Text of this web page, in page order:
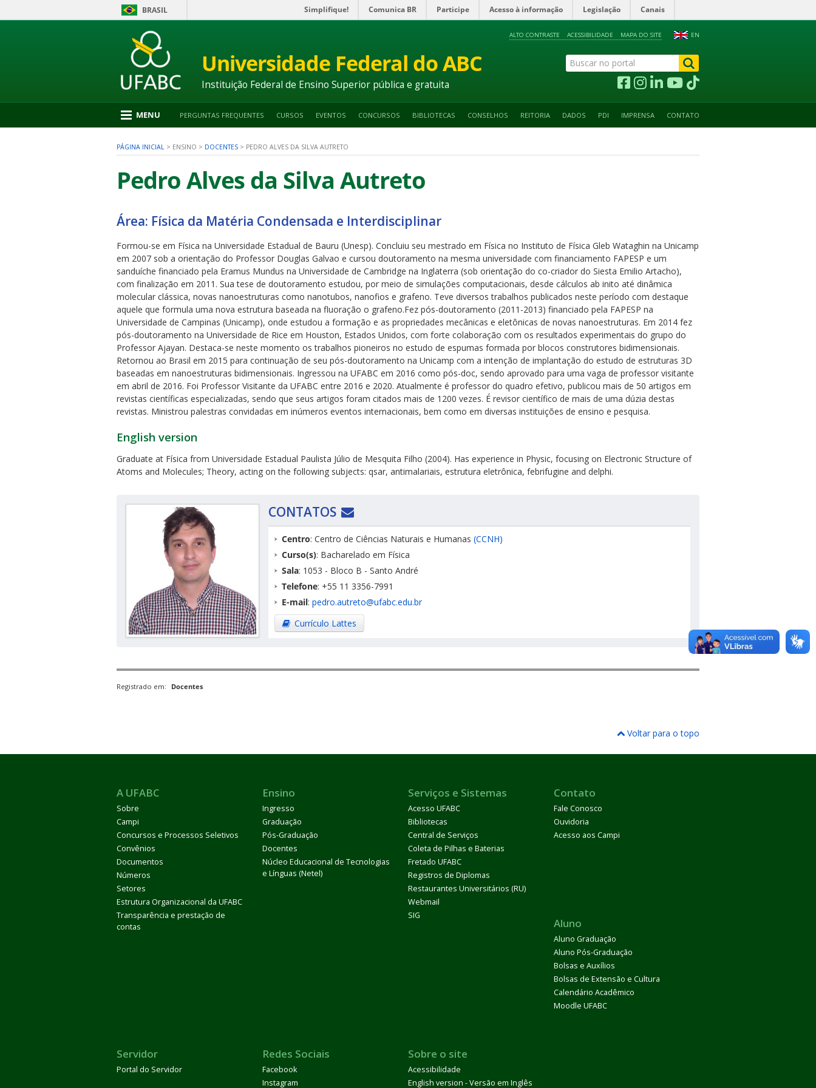
BRASIL Simplifique! Comunica BR Participe Acesso à informação Legislação Canais
para
2
Ir
EN
ALTO CONTRASTE ACESSIBILIDADE MAPA DO SITE
Universidade Federal do ABC
Instituição Federal de Ensino Superior pública e gratuita
MENU PERGUNTAS FREQUENTES CURSOS EVENTOS CONCURSOS BIBLIOTECAS CONSELHOS REITORIA DADOS PDI IMPRENSA CONTATO
PÁGINA INICIAL > ENSINO > DOCENTES > PEDRO ALVES DA SILVA AUTRETO
Pedro Alves da Silva Autreto
Área: Física da Matéria Condensada e Interdisciplinar
Formou-se em Física na Universidade Estadual de Bauru (Unesp). Concluiu seu mestrado em Física no Instituto de Física Gleb Wataghin na Unicamp
em 2007 sob a orientação do Professor Douglas Galvao e cursou doutoramento na mesma universidade com financiamento FAPESP e um
sanduíche financiado pela Eramus Mundus na Universidade de Cambridge na Inglaterra (sob orientação do co-criador do Siesta Emilio Artacho),
com finalização em 2011. Sua tese de doutoramento estudou, por meio de simulações computacionais, desde cálculos ab inito até dinâmica
molecular clássica, novas nanoestruturas como nanotubos, nanofios e grafeno. Teve diversos trabalhos publicados neste período com destaque
aquele que formula uma nova estrutura baseada na fluoração o grafeno.Fez pós-doutoramento (2011-2013) financiado pela FAPESP na
Universidade de Campinas (Unicamp), onde estudou a formação e as propriedades mecânicas e eletônicas de novas nanoestruturas. Em 2014 fez
pós-doutoramento na Universidade de Rice em Houston, Estados Unidos, com forte colaboração com os resultados experimentais do grupo do
Professor Ajayan. Destaca-se neste momento os trabalhos pioneiros no estudo de espumas formada por blocos construtores bidimensionais.
Retornou ao Brasil em 2015 para continuação de seu pós-doutoramento na Unicamp com a intenção de implantação do estudo de estruturas 3D
baseadas em nanoestruturas bidimensionais. Ingressou na UFABC em 2016 como pós-doc, sendo aprovado para uma vaga de professor visitante
em abril de 2016. Foi Professor Visitante da UFABC entre 2016 e 2020. Atualmente é professor do quadro efetivo, publicou mais de 50 artigos em
revistas científicas especializadas, sendo que seus artigos foram citados mais de 1200 vezes. É revisor científico de mais de uma dúzia destas
revistas. Ministrou palestras convidadas em inúmeros eventos internacionais, bem como em diversas instituições de ensino e pesquisa.
English version
Graduate at Física from Universidade Estadual Paulista Júlio de Mesquita Filho (2004). Has experience in Physic, focusing on Electronic Structure of
Atoms and Molecules; Theory, acting on the following subjects: qsar, antimalariais, estrutura eletrônica, febrifugine and delphi.
CONTATOS
Centro: Centro de Ciências Naturais e Humanas (CCNH)
Curso(s): Bacharelado em Física
Sala: 1053 - Bloco B - Santo André
Telefone: +55 11 3356-7991
E-mail: pedro.autreto@ufabc.edu.br
Currículo Lattes
Registrado em: Docentes
Voltar para o topo
A UFABC
Sobre
Campi
Concursos e Processos Seletivos
Convênios
Documentos
Números
Setores
Estrutura Organizacional da UFABC
Transparência e prestação de
contas
Ensino
Ingresso
Graduação
Pós-Graduação
Docentes
Núcleo Educacional de Tecnologias
e Línguas (Netel)
Serviços e Sistemas
Acesso UFABC
Bibliotecas
Central de Serviços
Coleta de Pilhas e Baterias
Fretado UFABC
Registros de Diplomas
Restaurantes Universitários (RU)
Webmail
SIG
Contato
Fale Conosco
Ouvidoria
Acesso aos Campi
Aluno
Aluno Graduação
Aluno Pós-Graduação
Bolsas e Auxílios
Bolsas de Extensão e Cultura
Calendário Acadêmico
Moodle UFABC
Servidor
Portal do Servidor
Redes Sociais
Facebook
Instagram
Sobre o site
Acessibilidade
English version - Versão em Inglês